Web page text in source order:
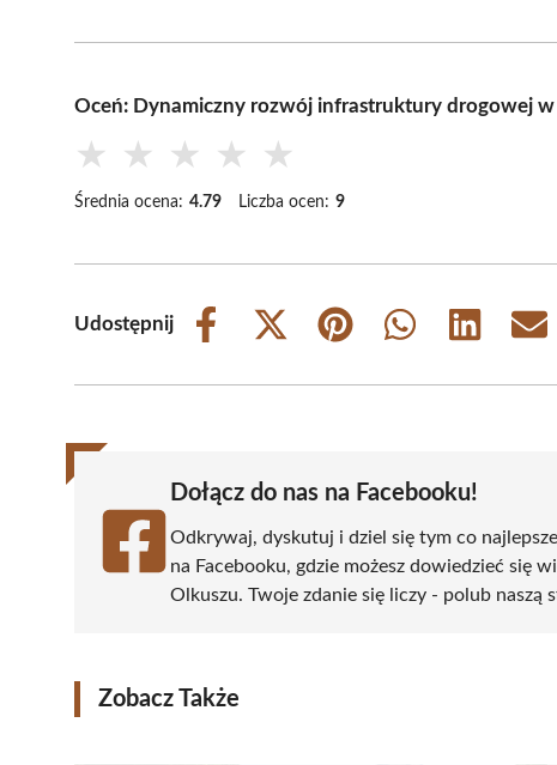
Oceń: Dynamiczny rozwój infrastruktury drogowej w
★ ★ ★ ★ ★
Średnia ocena: 4.79 Liczba ocen: 9
Udostępnij
Share
Share
(Twitter)
Share
Share
Share
Dołącz do nas na Facebooku!
Odkrywaj, dyskutuj i dziel się tym co
na Facebooku, gdzie możesz dowiedzieć się
Olkuszu. Twoje zdanie się liczy - polub naszą
Zobacz Także